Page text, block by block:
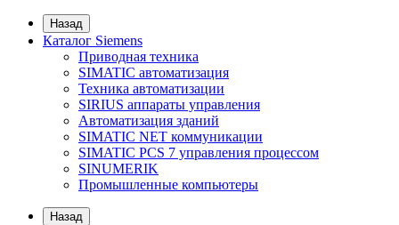
Назад
Каталог Siemens
Приводная техника
SIMATIC автоматизация
Техника автоматизации
SIRIUS аппараты управления
Автоматизация зданий
SIMATIC NET коммуникации
SIMATIC PCS 7 управления процессом
SINUMERIK
Промышленные компьютеры
Назад